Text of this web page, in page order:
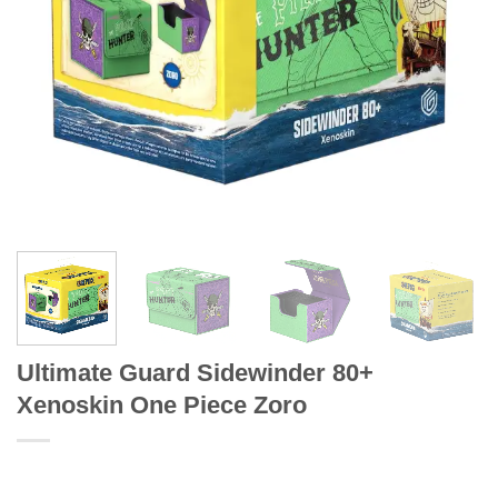
Ultimate Guard Sidewinder 80+
Xenoskin One Piece Zoro